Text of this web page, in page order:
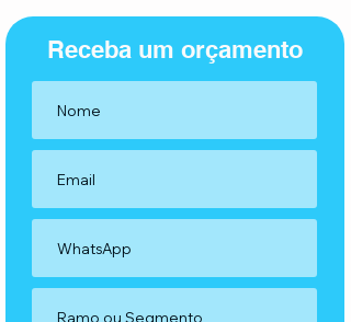
Receba um orçamento